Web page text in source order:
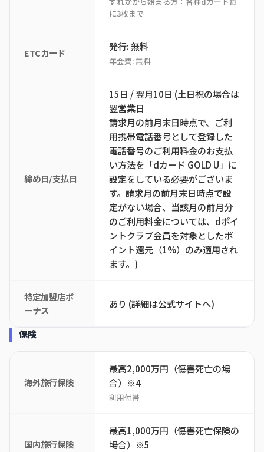
に3枚まで
ETCカード
発行: 無料
年会費: 無料
締め日/支払日
15日 / 翌月10日 (土日祝の場合は
翌営業日
請求月の前月末日時点で、ご利
用携帯電話番号として登録した
電話番号のご利用料金のお支払
い方法を「dカード GOLD U」に
設定をしている必要がございま
す。請求月の前月末日時点で設
定がない場合、当該月の前月分
のご利用料金については、dポイ
ントクラブ会員を対象としたポ
イント還元（1%）のみ適用され
ます。)
特定加盟店ボ
ーナス
あり (詳細は公式サイトへ)
保険
海外旅行保険
最高2,000万円（傷害死亡の場
合）※4
利用付帯
国内旅行保険
最高1,000万円（傷害死亡保険の
場合）※5